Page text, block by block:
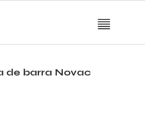
de barra Novac